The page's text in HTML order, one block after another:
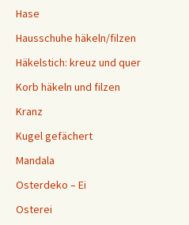
Hase
Hausschuhe häkeln/filzen
Häkelstich: kreuz und quer
Korb häkeln und filzen
Kranz
Kugel gefächert
Mandala
Osterdeko – Ei
Osterei